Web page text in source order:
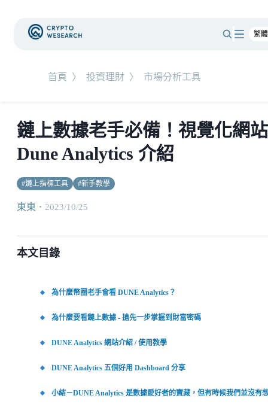
首頁 〉 投資理財 〉 市場分析工具
鏈上數據老手必備！視覺化網站
Dune Analytics 介紹
#鏈上指標工具 #新手教學
東東 ・ 2023/10/25
本文目錄
為什麼幣圈老手會看 DUNE Analytics？
為什麼要看鏈上數據 - 搶先一步掌握到財富密碼
DUNE Analytics 網站介紹 / 使用教學
DUNE Analytics 五個好用 Dashboard 分享
小結－DUNE Analytics 是數據愛好者的寶藏，但有時候我們並沒有